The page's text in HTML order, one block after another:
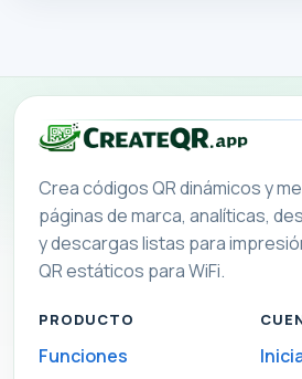
Crea códigos QR dinámicos y
páginas de marca, analíticas,
y descargas listas para
QR estáticos para WiFi.
PRODUCTO
Funciones